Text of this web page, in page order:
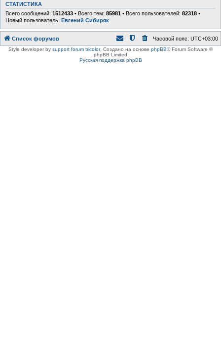
СТАТИСТИКА
Всего сообщений: 1512433 • Всего тем: 85981 • Всего пользователей: 82318 •
Новый пользователь: Евгений Сибиряк
Список форумов Часовой пояс: UTC+03:00
Style developer by support forum tricolor, Создано на основе phpBB® Forum Software ©
phpBB Limited
Русская поддержка phpBB